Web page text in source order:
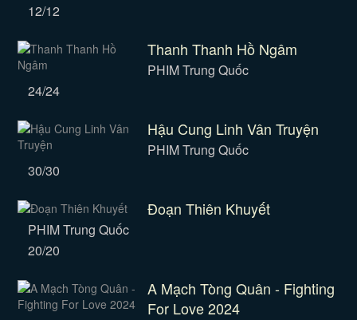
12/12
Thanh Thanh Hồ Ngâm
PHIM Trung Quốc
24/24
Hậu Cung Linh Vân Truyện
PHIM Trung Quốc
30/30
Đoạn Thiên Khuyết
PHIM Trung Quốc
20/20
A Mạch Tòng Quân - Fighting
For Love 2024